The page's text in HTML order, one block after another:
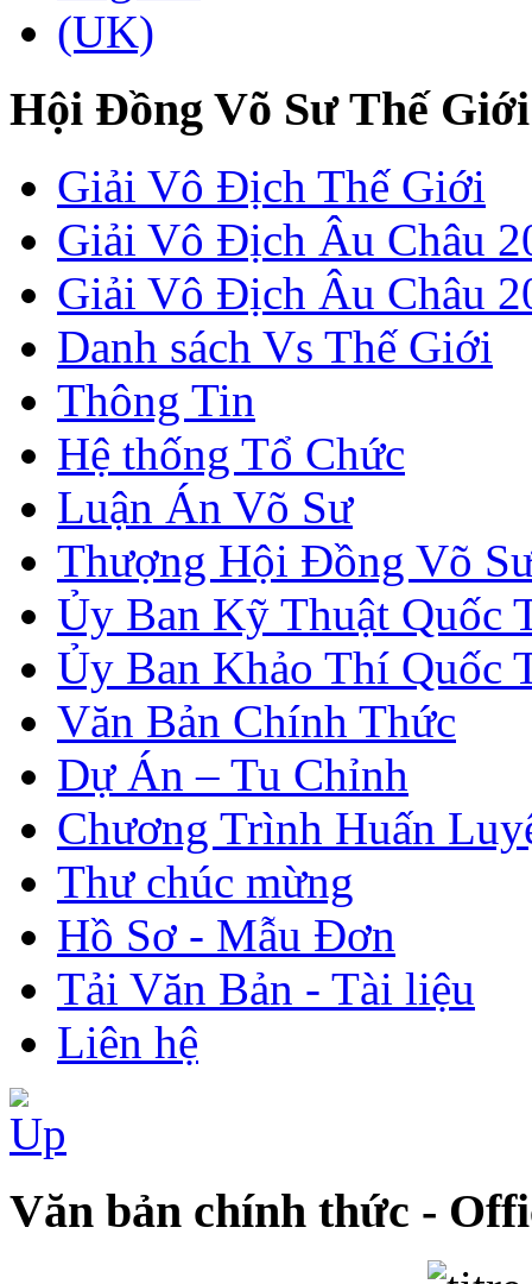
Hội Đồng Võ Sư Thế Giới
Giải Vô Địch Thế Giới
Giải Vô Địch Âu Châu
Giải Vô Địch Âu Châu
Danh sách Vs Thế Giới
Thông Tin
Hệ thống Tổ Chức
Luận Án Võ Sư
Thượng Hội Đồng Võ
Ủy Ban Kỹ Thuật Quốc
Ủy Ban Khảo Thí Quốc
Văn Bản Chính Thức
Dự Án – Tu Chỉnh
Chương Trình Huấn
Thư chúc mừng
Hồ Sơ - Mẫu Đơn
Tải Văn Bản - Tài liệu
Liên hệ
Văn bản chính thức -